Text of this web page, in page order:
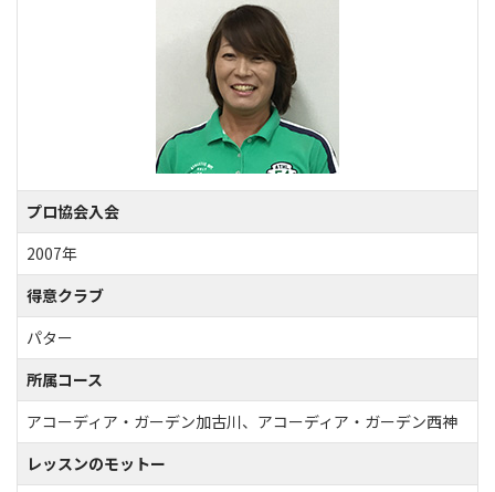
プロ協会入会
2007年
得意クラブ
パター
所属コース
アコーディア・ガーデン加古川、アコーディア・ガーデン西神
レッスンのモットー